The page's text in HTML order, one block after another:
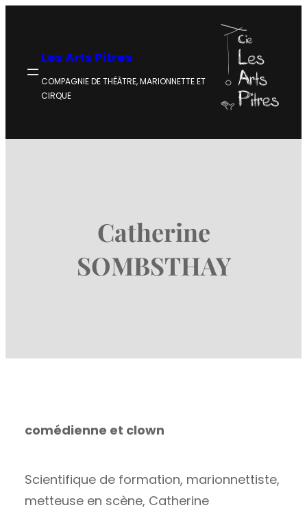
contenuLes Arts Pitres
COMPAGNIE DE THÉÂTRE, MARIONNETTE ET
CIRQUE
Catherine
SOMBSTHAY
comédienne et clown
Scientifique de formation, marionnettiste,
metteuse en scène, Catherine